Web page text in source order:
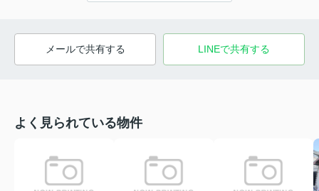
メールで共有する LINEで共有する
よく見られている物件